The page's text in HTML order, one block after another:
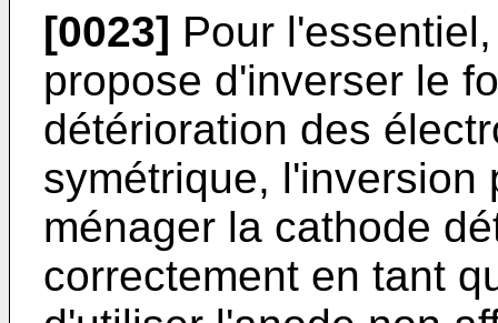
[0023] Pour
propose d'inverser le
détérioration des
symétrique, l'inversion
ménager la cathode
correctement en tant